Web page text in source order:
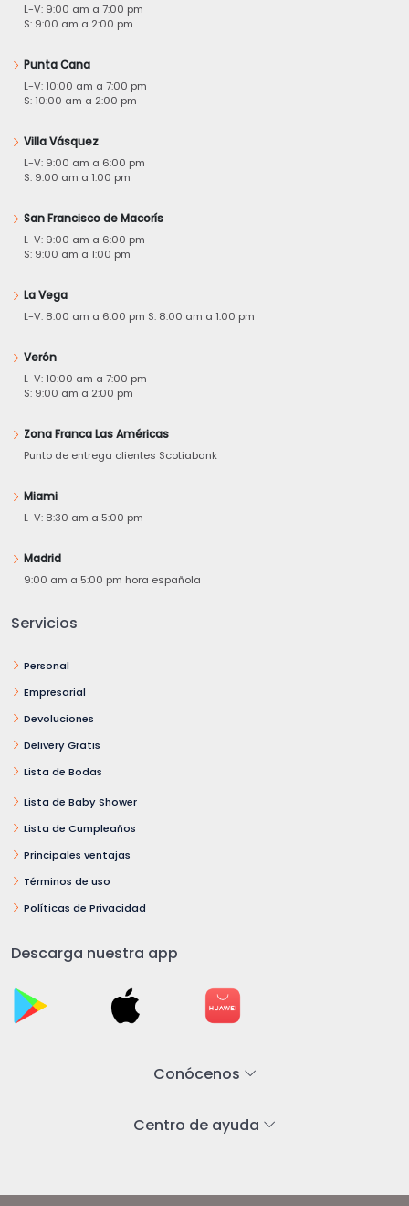
L-V: 9:00 am a 7:00 pm
S: 9:00 am a 2:00 pm
Punta Cana
L-V: 10:00 am a 7:00 pm
S: 10:00 am a 2:00 pm
Villa Vásquez
L-V: 9:00 am a 6:00 pm
S: 9:00 am a 1:00 pm
San Francisco de Macorís
L-V: 9:00 am a 6:00 pm
S: 9:00 am a 1:00 pm
La Vega
L-V: 8:00 am a 6:00 pm S: 8:00 am a 1:00 pm
Verón
L-V: 10:00 am a 7:00 pm
S: 9:00 am a 2:00 pm
Zona Franca Las Américas
Punto de entrega clientes Scotiabank
Miami
L-V: 8:30 am a 5:00 pm
Madrid
9:00 am a 5:00 pm hora española
Servicios
Personal
Empresarial
Devoluciones
Delivery Gratis
Lista de Bodas
Lista de Baby Shower
Lista de Cumpleaños
Principales ventajas
Términos de uso
Políticas de Privacidad
Descarga nuestra app
Conócenos
Centro de ayuda